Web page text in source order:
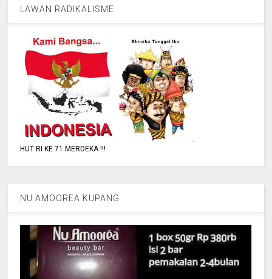
LAWAN RADIKALISME
HUT RI KE 71 MERDEKA !!!
NU AMOOREA KUPANG